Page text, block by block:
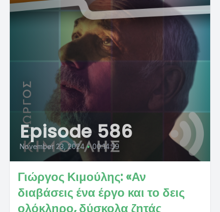
Episode 586
November 23, 2024 • 00:14:59
Γιώργος Κιμούλης: «Αν
διαβάσεις ένα έργο και το δεις
ολόκληρο, δύσκολα ζητάς